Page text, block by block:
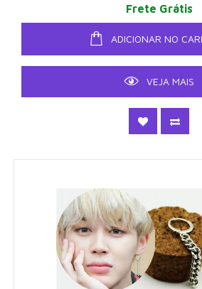
Frete Grátis
ADICIONAR NO
VEJA MAIS